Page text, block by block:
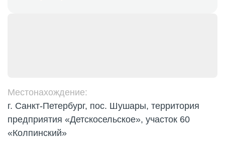
Местонахождение:
г. Санкт-Петербург, пос. Шушары, территория
предприятия «Детскосельское», участок 60
«Колпинский»